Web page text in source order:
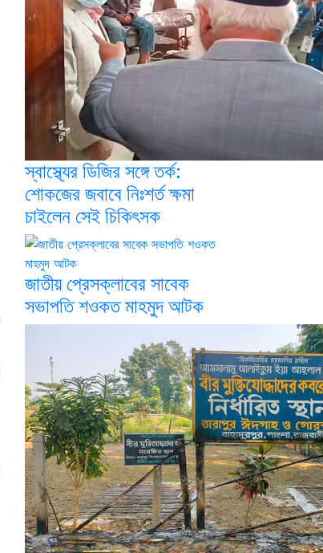
স্বাস্থ্যের ডিজির সঙ্গে তর্ক:
শোকজের জবাবে নিঃশর্ত ক্ষমা
চাইলেন সেই চিকিৎসক
জাতীয় প্রেসক্লাবের সাবেক
সভাপতি শওকত মাহমুদ আটক